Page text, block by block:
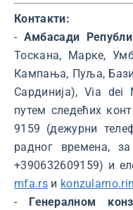
Контакти:
- Амбасади
Тоскана, Марке,
Кампања, Пуља,
Сардинија), Via
путем следећих
9159 (дежурни
радног времена,
+390632609159) и
mfa.rsи
-
Генералном